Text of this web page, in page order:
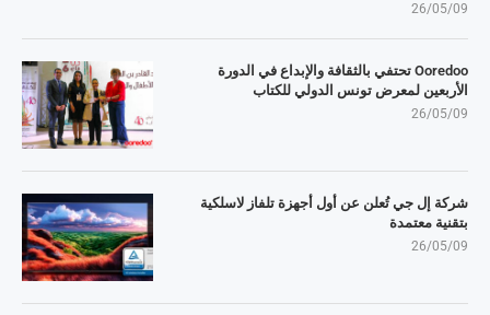
26/05/09
Ooredoo تحتفي بالثقافة والإبداع في الدورة
الأربعين لمعرض تونس الدولي للكتاب
26/05/09
شركة إل جي تُعلن عن أول أجهزة تلفاز لاسلكية
بتقنية معتمدة
26/05/09